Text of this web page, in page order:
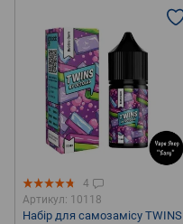
4
Артикул: 10118
Набір для самозамісу TWINS